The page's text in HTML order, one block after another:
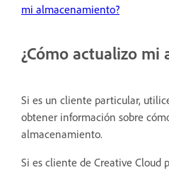
mi almacenamiento?
¿Cómo actualizo mi
Si es un cliente particular,
obtener información sobre
almacenamiento.
Si es cliente de Creative Cloud